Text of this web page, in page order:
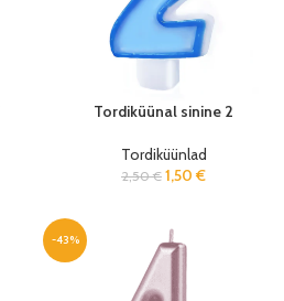
Tordiküünal sinine 2
Tordiküünlad
2,50€ 1,50 €
-43%